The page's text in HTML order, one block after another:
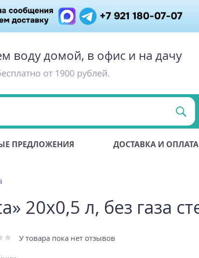
воду домой, в офис и на дачу
от 1900 рублей.
ПРЕДЛОЖЕНИЯ ДОСТАВКА И ОПЛАТА
20х0,5 л, без газа
У товара пока нет отзывов